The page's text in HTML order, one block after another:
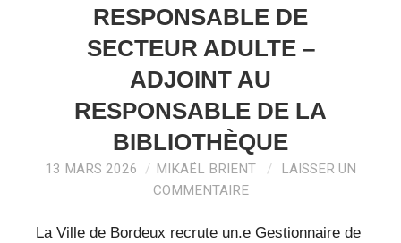
RESPONSABLE DE
SECTEUR ADULTE –
ADJOINT AU
RESPONSABLE DE LA
BIBLIOTHÈQUE
13 MARS 2026 MIKAËL BRIENT
LAISSER UN
COMMENTAIRE
La Ville de Bordeux recrute un.e Gestionnaire de